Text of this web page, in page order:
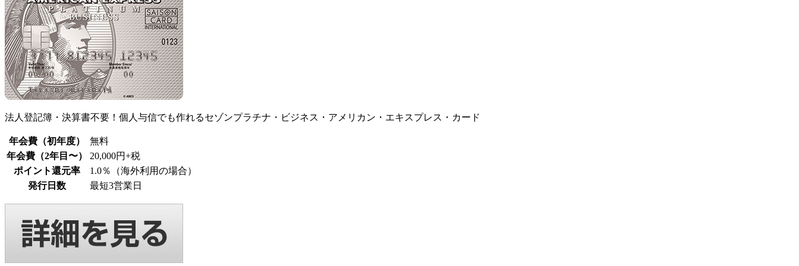
法人登記簿・決算書不要！個人与信でも作れるセゾンプラチナ・ビジネス・アメリカン・エキスプレス・カード
年会費（初年度）
無料
年会費（2年目〜）
20,000円+税
ポイント還元率
1.0％（海外利用の場合）
発行日数
最短3営業日